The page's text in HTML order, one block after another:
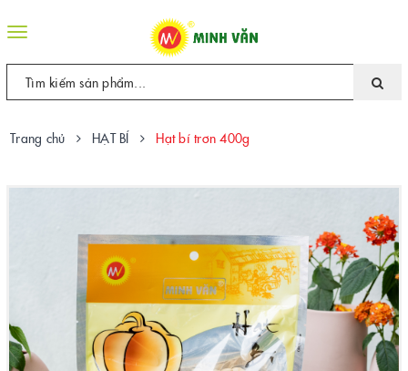
Toggle
Trang chủ HẠT BÍ Hạt bí trơn 400g